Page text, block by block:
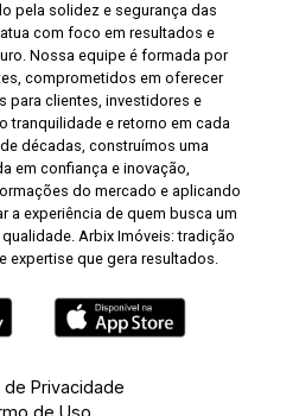
pela solidez e segurança das
com foco em resultados e
Nossa equipe é formada por
comprometidos em oferecer
para clientes, investidores e
tranquilidade e retorno em cada
décadas, construímos uma
em confiança e inovação,
do mercado e aplicando
a experiência de quem busca um
Arbix Imóveis: tradição
expertise que gera resultados.
de Privacidade